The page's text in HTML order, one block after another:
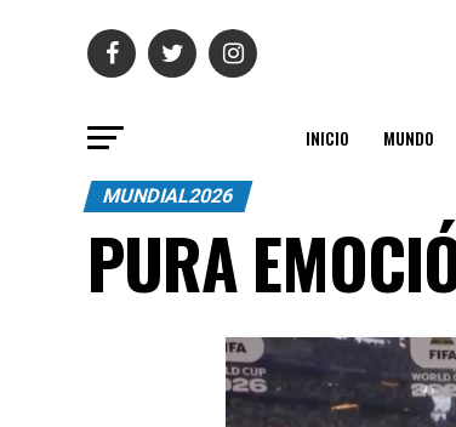
INICIO MUNDO
MUNDIAL2026
PURA